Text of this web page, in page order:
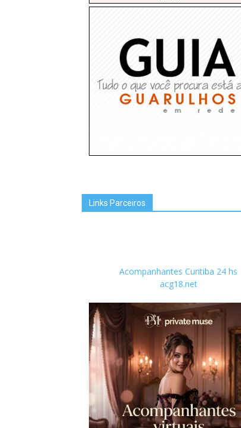
Links Parceiros
Acompanhantes Curitiba 24 hs
acg18.net